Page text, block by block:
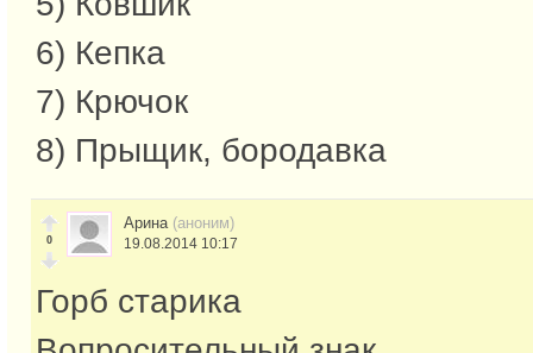
6) Кепка
7) Крючок
8) Прыщик, бородавка
0
Арина (аноним)
19.08.2014 10:17
Горб старика